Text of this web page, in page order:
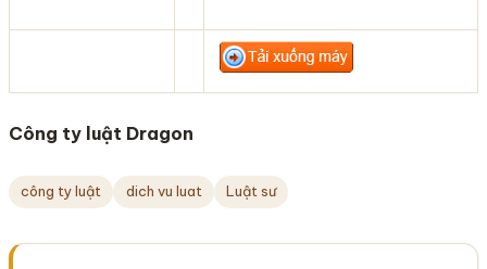
Công ty luật Dragon
công ty luật dich vu luat Luật sư